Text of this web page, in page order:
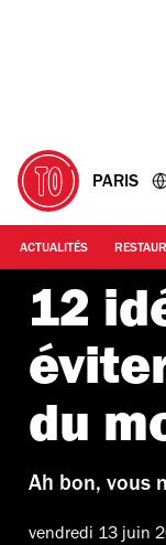
PARIS
ACTUALITÉS
12
du
Ah bon, vous
vendredi 13 juin